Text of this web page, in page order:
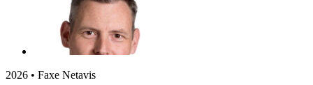
2026 • Faxe Netavis